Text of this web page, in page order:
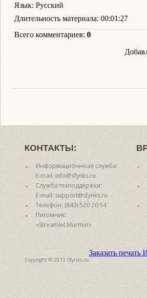
Язык: Русский
Длительность материала: 00:01:27
Всего комментариев: 0
КОНТАКТЫ:
Информационноая служба:
E-mail: info@sfynks.ru
Служба техподдержки:
E-mail: support@sfynks.ru
Телефон: (843) 520 20 54
Питомник:
«Streamlet Murmur»
Copyright © 2013 Sfynks.ru
Заказать печать